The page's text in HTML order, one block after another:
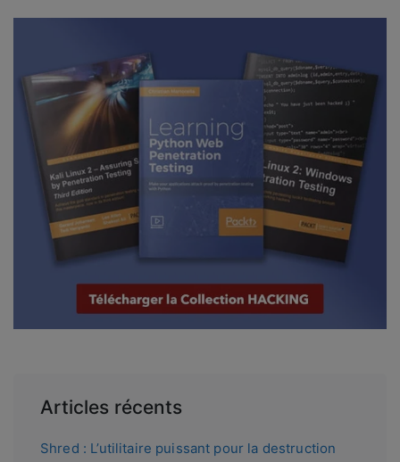
Articles récents
Shred : L’utilitaire puissant pour la destruction